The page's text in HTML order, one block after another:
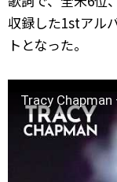
収録した1stアル
トとなった。
Tracy